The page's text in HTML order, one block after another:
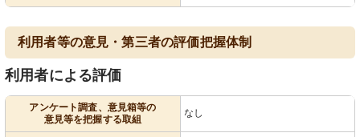
利用者等の意見・第三者の評価把握体制
利用者による評価
アンケート調査、意見箱等の
意見等を把握する取組
なし